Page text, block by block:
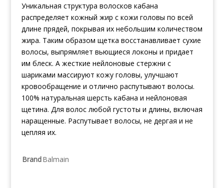
Уникальная структура волосков кабана
распределяет кожный жир с кожи головы по всей
длине прядей, покрывая их небольшим количеством
жира. Таким образом щетка восстанавливает сухие
волосы, выпрямляет вьющиеся локоны и придает
им блеск. А жесткие нейлоновые стержни с
шариками массируют кожу головы, улучшают
кровообращение и отлично распутывают волосы.
100% натуральная шерсть кабана и нейлоновая
щетина. Для волос любой густоты и длины, включая
наращенные. Распутывает волосы, не дергая и не
цепляя их.
BrandBalmain